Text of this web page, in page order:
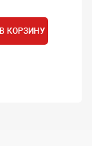
В КОРЗИНУ